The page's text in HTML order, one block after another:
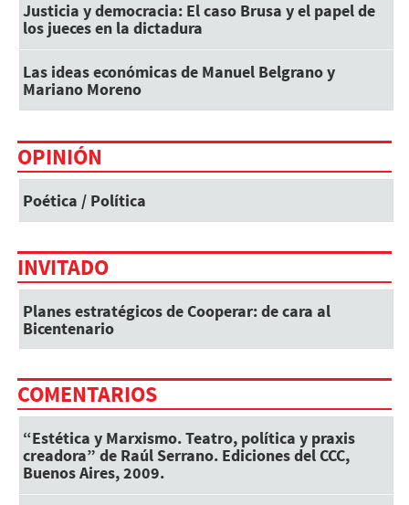
Justicia y democracia: El caso Brusa y el papel de
los jueces en la dictadura
Las ideas económicas de Manuel Belgrano y
Mariano Moreno
OPINIÓN
Poética / Política
INVITADO
Planes estratégicos de Cooperar: de cara al
Bicentenario
COMENTARIOS
“Estética y Marxismo. Teatro, política y praxis
creadora” de Raúl Serrano. Ediciones del CCC,
Buenos Aires, 2009.